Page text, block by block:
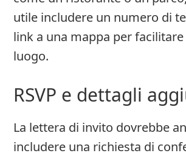
utile includere un numero di
link a una mappa per facilitare
luogo.
RSVP e dettagli
La lettera di invito dovrebbe
includere una richiesta di